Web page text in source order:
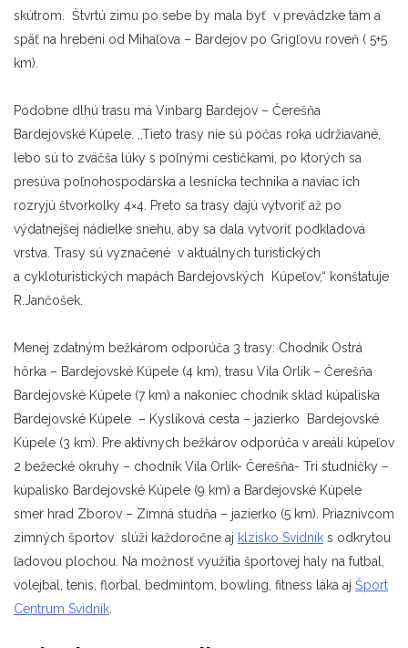
skútrom. Štvrtú zimu po sebe by mala byť v prevádzke tam a
späť na hrebeni od Mihaľova – Bardejov po Grigľovu roveň ( 5+5
km).
Podobne dlhú trasu má Vinbarg Bardejov – Čerešňa
Bardejovské Kúpele. ,,Tieto trasy nie sú počas roka udržiavané,
lebo sú to zväčša lúky s poľnými cestičkami, po ktorých sa
presúva poľnohospodárska a lesnícka technika a naviac ich
rozryjú štvorkolky 4×4. Preto sa trasy dajú vytvoriť až po
výdatnejšej nádielke snehu, aby sa dala vytvoriť podkladová
vrstva. Trasy sú vyznačené v aktuálnych turistických
a cykloturistických mapách Bardejovských Kúpeľov,“ konštatuje
R.Jančošek.
Menej zdatným bežkárom odporúča 3 trasy: Chodník Ostrá
hôrka – Bardejovské Kúpele (4 km), trasu Vila Orlík – Čerešňa
Bardejovské Kúpele (7 km) a nakoniec chodník sklad kúpaliska
Bardejovské Kúpele – Kyslíková cesta – jazierko Bardejovské
Kúpele (3 km). Pre aktívnych bežkárov odporúča v areáli kúpeľov
2 bežecké okruhy – chodník Vila Orlík- Čerešňa- Tri studničky –
kúpalisko Bardejovské Kúpele (9 km) a Bardejovské Kúpele
smer hrad Zborov – Zimná studňa – jazierko (5 km). Priaznivcom
zimných športov slúži každoročne aj klzisko Svidník s odkrytou
ľadovou plochou. Na možnosť využitia športovej haly na futbal,
volejbal, tenis, florbal, bedmintom, bowling, fitness láka aj Šport
Centrum Svidník